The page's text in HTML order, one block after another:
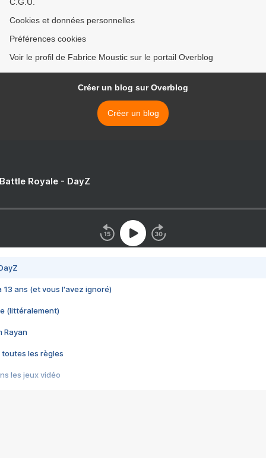
Cookies et données personnelles
Préférences cookies
Voir le profil de Fabrice Moustic sur le portail Overblog
Créer un blog sur Overblog
Créer un blog
Royale - DayZ
13 ans (et vous l'avez ignoré)
(littéralement)
Rayan
toutes les règles
les jeux vidéo